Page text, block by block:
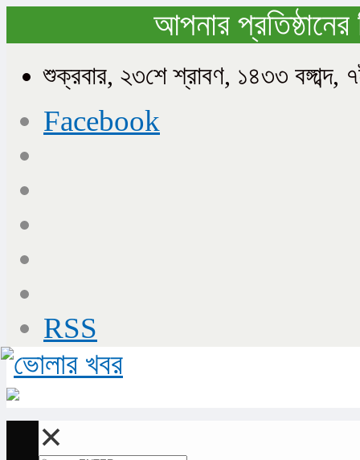
আপনার
শুক্রবার, ২৩শে শ্রাবণ, ১৪৩৩
Facebook
RSS
✕